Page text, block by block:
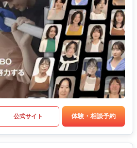
公式サイト 体験・相談予約